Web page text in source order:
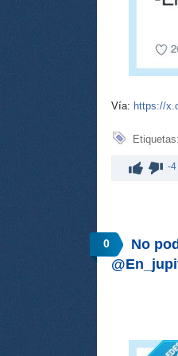
Vía: https://
Etiquetas:
-4
0
No